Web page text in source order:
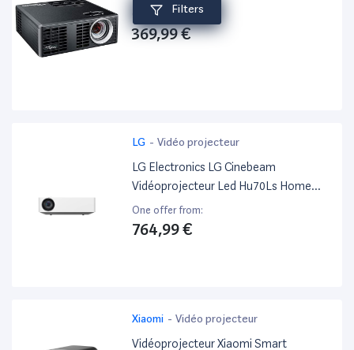
Filters
One offer from:
369,99 €
LG - Vidéo projecteur
LG Electronics LG Cinebeam
Vidéoprojecteur Led Hu70Ls Home
Cinema 1500 Lumen, 4K UHD 2160P,
Projection Entre 60'~140', Webos 4.5,
One offer from:
764,99 €
Xiaomi - Vidéo projecteur
Vidéoprojecteur Xiaomi Smart